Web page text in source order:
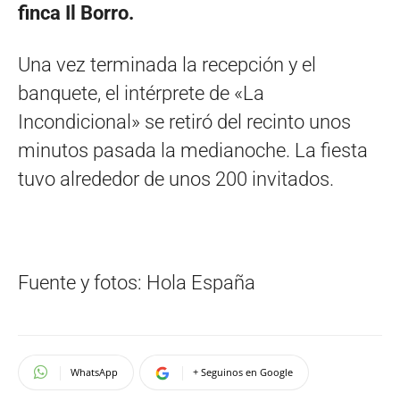
finca Il Borro.
Una vez terminada la recepción y el
banquete, el intérprete de «La
Incondicional» se retiró del recinto unos
minutos pasada la medianoche. La fiesta
tuvo alrededor de unos 200 invitados.
Fuente y fotos: Hola España
WhatsApp + Seguinos en Google